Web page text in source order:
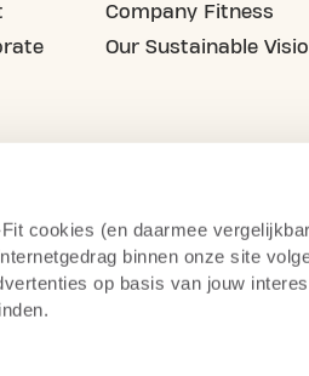
cookies (en daarmee
binnen onze site
op basis van jouw
Company Fitness
Our Sustainable